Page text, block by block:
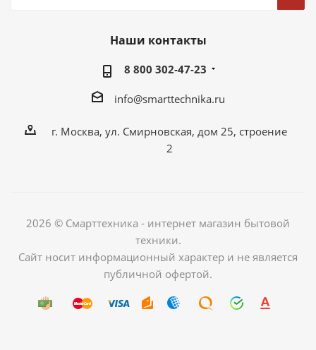
Наши контакты
8 800 302-47-23
info@smarttechnika.ru
г. Москва, ул. Смирновская, дом 25, строение
2
2026 © Смарттехника - интернет магазин бытовой
техники.
Сайт носит информационный характер и не является
публичной офертой.